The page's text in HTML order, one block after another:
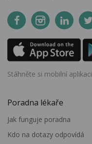
Stáhněte si mobilní aplikaci
Poradna lékaře
Jak funguje poradna
Kdo na dotazy odpovídá